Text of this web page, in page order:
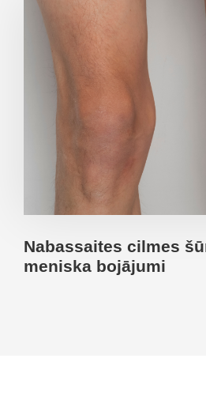
Nabassaites cilmes
meniska bojājumi